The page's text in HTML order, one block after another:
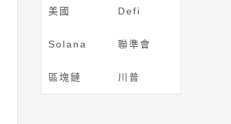
美國 Defi
Solana 聯準會
區塊鏈 川普